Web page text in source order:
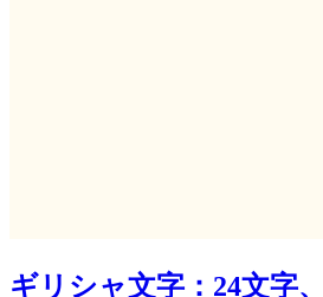
ギリシャ文字：24文字